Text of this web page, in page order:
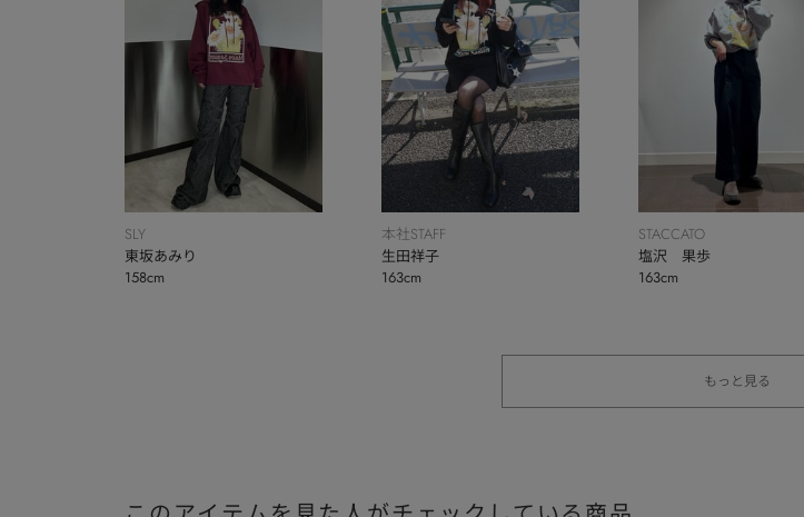
SLY
東坂あみり
158cm
本社STAFF
生田祥子
163cm
STACCATO
塩沢 果歩
163cm
もっと見る